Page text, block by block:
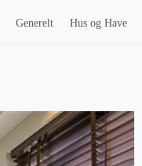
Generelt Hus og Have